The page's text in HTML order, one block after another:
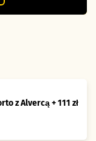
z Alvercą + 111 zł